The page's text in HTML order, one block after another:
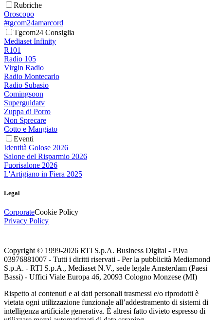
Rubriche
Oroscopo
#tgcom24amarcord
Tgcom24 Consiglia
Mediaset Infinity
R101
Radio 105
Virgin Radio
Radio Montecarlo
Radio Subasio
Comingsoon
Superguidatv
Zuppa di Porro
Non Sprecare
Cotto e Mangiato
Eventi
Identità Golose 2026
Salone del Risparmio 2026
Fuorisalone 2026
L'Artigiano in Fiera 2025
Legal
CorporateCookie Policy
Privacy Policy
Copyright © 1999-2026 RTI S.p.A. Business Digital - P.Iva
03976881007 - Tutti i diritti riservati - Per la pubblicità Mediamond
S.p.A. - RTI S.p.A., Mediaset N.V., sede legale Amsterdam (Paesi
Bassi) - Uffici Viale Europa 46, 20093 Cologno Monzese (MI)
Rispetto ai contenuti e ai dati personali trasmessi e/o riprodotti è
vietata ogni utilizzazione funzionale all’addestramento di sistemi di
intelligenza artificiale generativa. È altresì fatto divieto espresso di